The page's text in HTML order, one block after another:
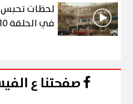
لحظات تحبس
في الحلقة 10 من رأس الأفعى
صفحتنا ع